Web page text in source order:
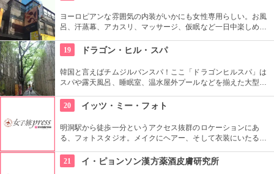
ヨーロピアンな雰囲気の内装がいかにも女性専用らしい。お風
呂、汗蒸幕、アカスリ、マッサージ、仮眠など一日中楽しめち
に浸れる。女性だけだから周りを気にする必要がないのも◎。
19 ドラゴン・ヒル・スパ
韓国と言えばチムジルバンスパ！ここ「ドラゴンヒルスパ」は
スパや露天風呂、睡眠室、温水屋外プールなどを揃えた大型施
やゴルフ練習場、マッサージ、レストランなど様々なお楽しみ
スポットがあるので、時間が過ぎるのもあっという間です！
20 イッツ・ミー・フォト
明洞駅から徒歩一分というアクセス抜群のロケーションにあ
る、フォトスタジオ。メイクにヘアー、そして衣装にいたるま
影して作品を持ち帰ることができる。国内外多くの方から支持
を受けており、様々なメディアに取り上げられている有名店。
21 イ・ピョンソン漢方薬酒皮膚研究所